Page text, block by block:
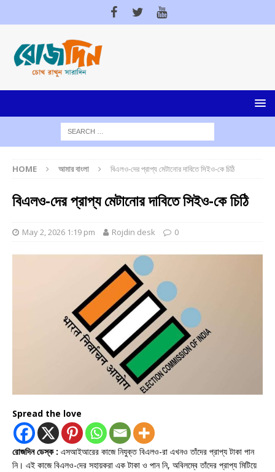
HOME আমার বাংলা বিএলও-দের প্রাপ্য মেটানোর দাবিতে সিইও-কে চিঠি
বিএলও-দের প্রাপ্য মেটানোর দাবিতে সিইও-কে চিঠি
May 2, 2026 1:19 pm Rojdin desk 0
Spread the love
রোজদিন ডেস্ক : এসআইআরের কাজে নিযুক্ত বিএলও-রা এখনও তাঁদের প্রাপ্য টাকা পান
নি। এই কাজে বিএলও-দের সহায়করা এক টাকা ও পান নি, অবিলম্বে তাঁদের প্রাপ্য মিটিয়ে